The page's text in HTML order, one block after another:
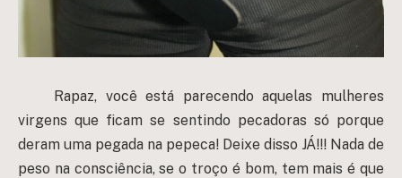
Rapaz, você está parecendo aquelas mulheres
virgens que ficam se sentindo pecadoras só porque
deram uma pegada na pepeca! Deixe disso JÁ!!! Nada de
peso na consciência, se o troço é bom, tem mais é que